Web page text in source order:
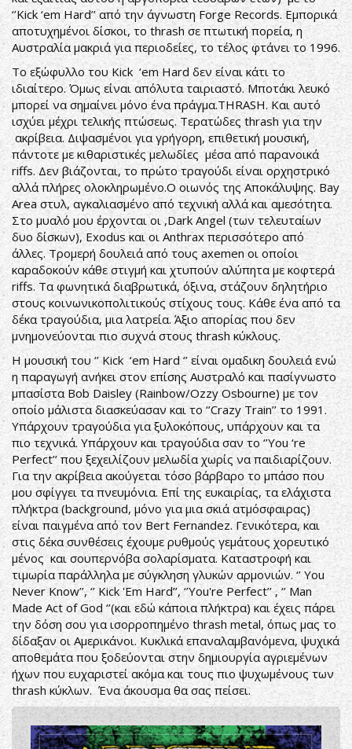
‘’Kick ‘em Hard’’ από την άγνωστη Forge Records. Εμπορικά
αποτυχημένοι δίσκοι, το thrash σε πτωτική πορεία, η
Αυστραλία μακριά για περιοδείες, το τέλος φτάνει το 1996.
Το εξώφυλλο του Kick ‘em Hard δεν είναι κάτι το
ιδιαίτερο. Όμως είναι απόλυτα ταιριαστό. Μποτάκι λευκό
μπορεί να σημαίνει μόνο ένα πράγμα.THRASH. Και αυτό
ισχύει μέχρι τελικής πτώσεως. Τερατώδες thrash για την
ακρίβεια. Διψασμένοι για γρήγορη, επιθετική μουσική,
πάντοτε με κιθαριστικές μελωδίες μέσα από παρανοικά
riffs. Δεν βιάζονται, το πρώτο τραγούδι είναι ορχηστρικό
αλλά πλήρες ολοκληρωμένο.Ο οιωνός της Αποκάλυψης. Bay
Area στυλ, αγκαλιασμένο από τεχνική αλλά και αμεσότητα.
Στο μυαλό μου έρχονται οι ,Dark Angel (των τελευταίων
δυο δίσκων), Exodus και οι Anthrax περισσότερο από
άλλες. Τρομερή δουλειά από τους axemen οι οποίοι
καραδοκούν κάθε στιγμή και χτυπούν αλύπητα με κοφτερά
riffs. Τα φωνητικά διαβρωτικά, όξινα, στάζουν δηλητήριο
στους κοινωνικοπολιτικούς στίχους τους. Κάθε ένα από τα
δέκα τραγούδια, μια λατρεία. Άξιο απορίας που δεν
μνημονεύονται πιο συχνά στους thrash κύκλους.
Η μουσική του ‘’ Kick ‘em Hard ‘’ είναι ομαδικη δουλειά ενώ
η παραγωγή ανήκει στον επίσης Αυστραλό και πασίγνωστο
μπασίστα Bob Daisley (Rainbow/Ozzy Osbourne) με τον
οποίο μάλιστα διασκεύασαν και το ‘’Crazy Train’’ το 1991.
Υπάρχουν τραγούδια για ξυλοκόπους, υπάρχουν και τα
πιο τεχνικά. Υπάρχουν και τραγούδια σαν το ‘’You ‘re
Perfect’’ που ξεχειλίζουν μελωδία χωρίς να παιδιαρίζουν.
Για την ακρίβεια ακούγεται τόσο βάρβαρο το μπάσο που
μου σφίγγει τα πνευμόνια. Επί της ευκαιρίας, τα ελάχιστα
πλήκτρα (background, μόνο για μια σκιά ατμόσφαιρας)
είναι παιγμένα από τον Bert Fernandez. Γενικότερα, και
στις δέκα συνθέσεις έχουμε ρυθμούς γεμάτους χορευτικό
μένος και σουπερνόβα σολαρίσματα. Καταστροφή και
τιμωρία παράλληλα με σύγκληση γλυκών αρμονιών. ‘’ You
Never Know’’, ‘’ Kick 'Em Hard’’, ‘’You're Perfect’’ , ‘’ Man
Made Act of God ‘’(και εδώ κάποια πλήκτρα) και έχεις πάρει
την δόση σου για ισορροπημένο thrash metal, όπως μας το
δίδαξαν οι Αμερικάνοι. Κυκλικά επαναλαμβανόμενα, ψυχικά
αποθεμάτα που ξοδεύονται στην δημιουργία αγριεμένων
ήχων που ευχαριστεί ακόμα και τους πιο ψυχωμένους των
thrash κύκλων. Ένα άκουσμα θα σας πείσει.